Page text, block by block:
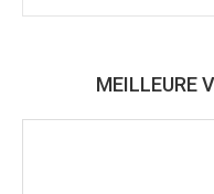
MEILLEURE